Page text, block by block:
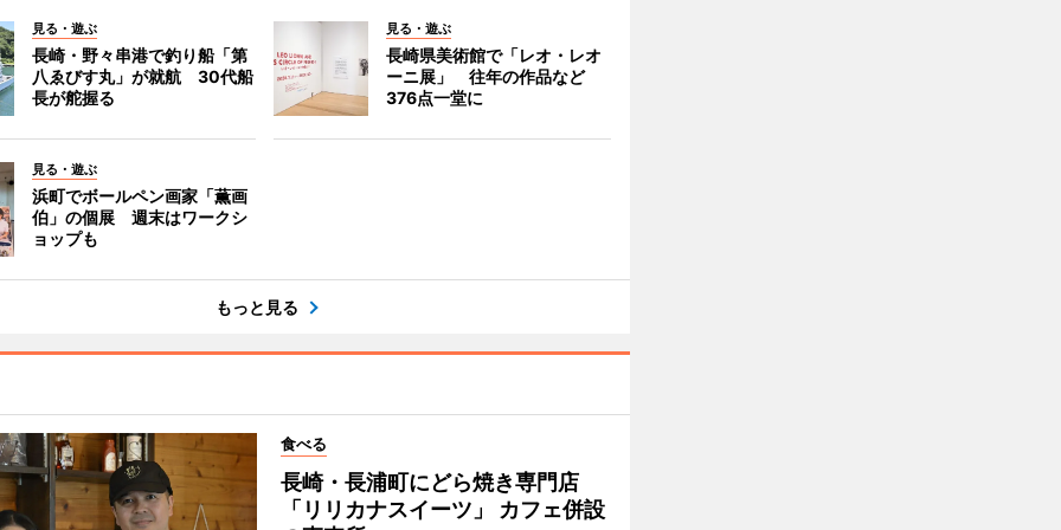
見る・遊ぶ
長崎・野々串港で釣り船「第
八ゑびす丸」が就航 30代船
長が舵握る
見る・遊ぶ
長崎県美術館で「レオ・レオ
ーニ展」 往年の作品など
376点一堂に
見る・遊ぶ
浜町でボールペン画家「薫画
伯」の個展 週末はワークシ
ョップも
もっと見る
食べる
長崎・長浦町にどら焼き専門店
「リリカナスイーツ」 カフェ併設